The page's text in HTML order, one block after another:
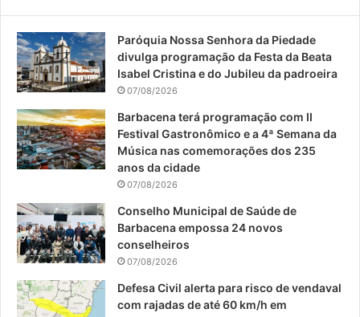
b
o
k
u
b
a
g
a
Paróquia Nossa Senhora da Piedade
divulga programação da Festa da Beata
Isabel Cristina e do Jubileu da padroeira
07/08/2026
Barbacena terá programação com II
Festival Gastronômico e a 4ª Semana da
Música nas comemorações dos 235
anos da cidade
07/08/2026
Conselho Municipal de Saúde de
Barbacena empossa 24 novos
conselheiros
07/08/2026
Defesa Civil alerta para risco de vendaval
com rajadas de até 60 km/h em